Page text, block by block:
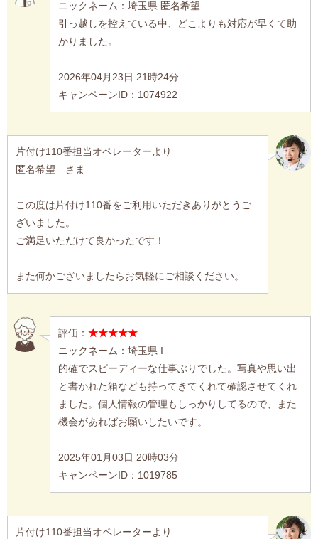
ニックネーム：埼玉県 匿名希望
引っ越しを控えている中、どこよりも対応が早くて助
かりました。
2026年04月23日 21時24分
キャンペーンID：1074922
片付け110番担当オペレーターより
匿名希望 さま
この度は片付け110番をご利用いただきありがとうご
ざいました。
ご満足いただけて良かったです！
また何かございましたらお気軽にご相談ください。
評価： ★★★★★
ニックネーム：埼玉県 I
的確でスピーディーな仕事ぶりでした。写真や思い出
と書かれた箱なども持ってきてくれて確認させてくれ
ました。個人情報の管理もしっかりしてるので、また
機会があればお願いしたいです。
2025年01月03日 20時03分
キャンペーンID：1019785
片付け110番担当オペレーターより